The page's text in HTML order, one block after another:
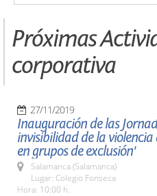
Próximas
corporativa
27/11/2019
Inauguración de las
invisibilidad de la violencia
en grupos de exclusión'
Salamanca (Salamanca)
Lugar: Colegio Fonseca
Hora: 10:00 h.